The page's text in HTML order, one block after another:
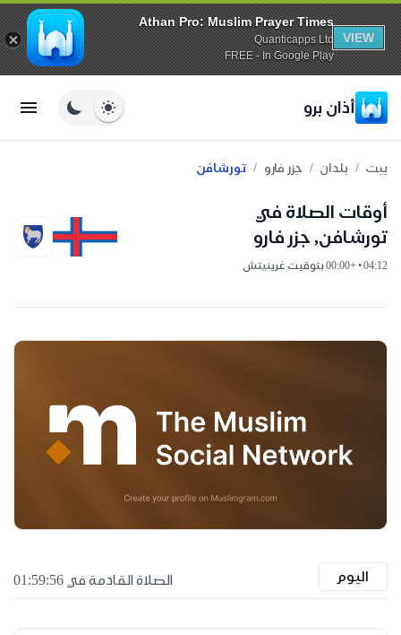
Athan Pro: Muslim Prayer Times
Quanticapps Ltd
FREE - In Google Play
VIEW
أذان برو
بيت / بلدان / جزر فارو / تورشافن
أوقات الصلاة في
تورشافن, جزر فارو
04:12 • +00:00 بتوقيت غرينيتش
اليوم الصلاة القادمة في 01:59:55